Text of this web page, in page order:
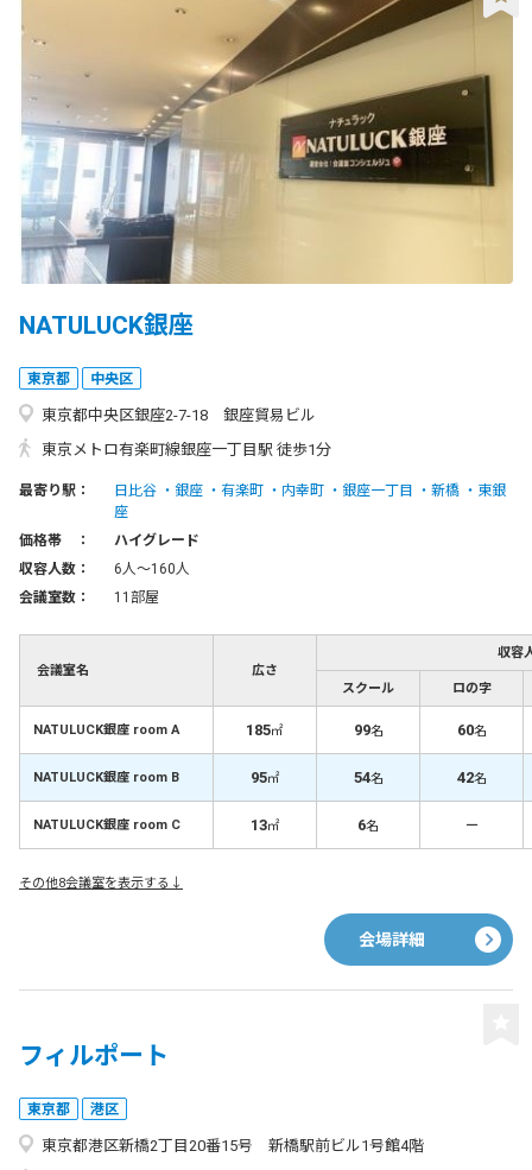
NATULUCK銀座
東京都 中央区
東京都中央区銀座2-7-18 銀座貿易ビル
東京メトロ有楽町線銀座一丁目駅 徒歩1分
最寄り駅： 日比谷 銀座 有楽町 内幸町 銀座一丁目 新橋
東銀
座
価格帯 ：
ハイグレード
収容人数：
6人〜160人
会議室数：
11部屋
会議室名 広さ
収容
スクール ロの字
NATULUCK銀座 room A 185㎡ 99名 60名
NATULUCK銀座 room B 95㎡ 54名 42名
NATULUCK銀座 room C 13㎡ 6名 －
その他8会議室を表示する↓
会場詳細
フィルポート
東京都 港区
東京都港区新橋2丁目20番15号 新橋駅前ビル1号館4階